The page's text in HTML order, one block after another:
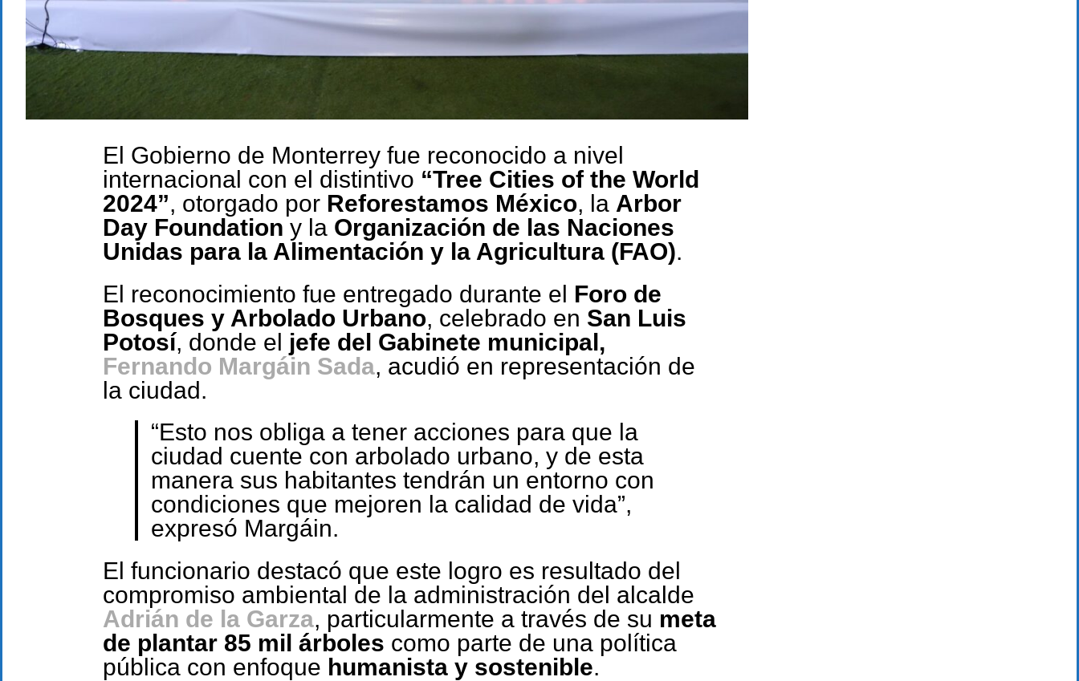
El Gobierno de Monterrey fue reconocido a nivel
internacional con el distintivo “Tree Cities of the World
2024”, otorgado por Reforestamos México, la Arbor
Day Foundation y la Organización de las Naciones
Unidas para la Alimentación y la Agricultura (FAO).
El reconocimiento fue entregado durante el Foro de
Bosques y Arbolado Urbano, celebrado en San Luis
Potosí, donde el jefe del Gabinete municipal,
Fernando Margáin Sada, acudió en representación de
la ciudad.
“Esto nos obliga a tener acciones para que la
ciudad cuente con arbolado urbano, y de esta
manera sus habitantes tendrán un entorno con
condiciones que mejoren la calidad de vida”,
expresó Margáin.
El funcionario destacó que este logro es resultado del
compromiso ambiental de la administración del alcalde
Adrián de la Garza, particularmente a través de su meta
de plantar 85 mil árboles como parte de una política
pública con enfoque humanista y sostenible.